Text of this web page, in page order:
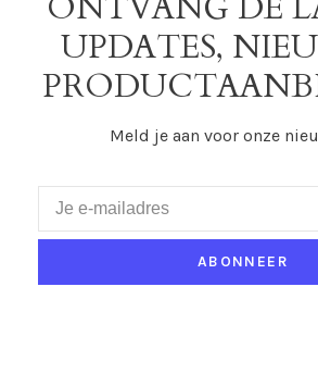
UPDATES,
Meld je aan voor onze
ABONNEER